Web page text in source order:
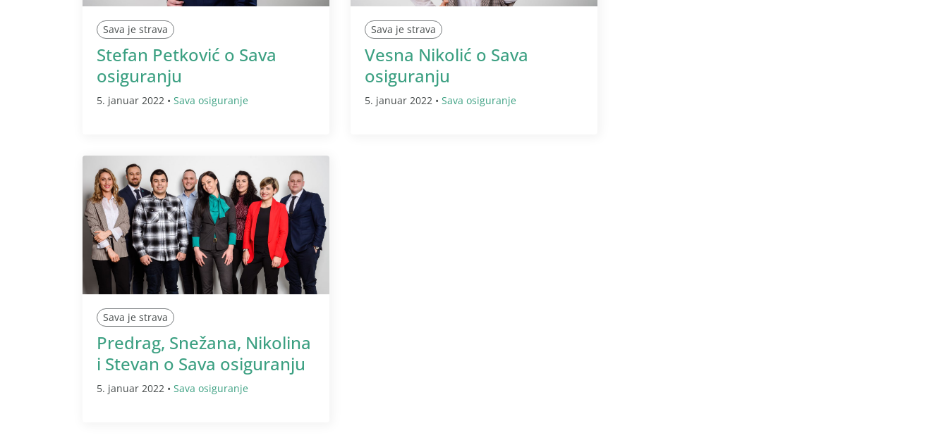
Sava je strava
Stefan Petković o Sava
osiguranju
5. januar 2022 • Sava osiguranje
Sava je strava
Vesna Nikolić o Sava
osiguranju
5. januar 2022 • Sava osiguranje
Sava je strava
Predrag, Snežana, Nikolina
i Stevan o Sava osiguranju
5. januar 2022 • Sava osiguranje